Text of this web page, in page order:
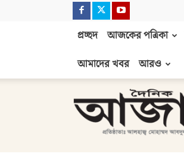
প্রচ্ছদ আজকের পত্রিকা
আমাদের খবর
আরও
আজাদী